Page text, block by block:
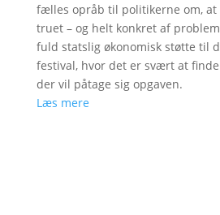
fælles opråb til politikerne om,
truet – og helt konkret af
fuld statslig økonomisk støtte til
festival, hvor det er svært at
der vil påtage sig opgaven.
Læs mere